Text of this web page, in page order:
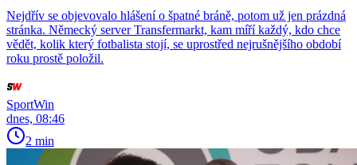
Nejdřív se objevovalo hlášení o špatné bráně, potom už jen prázdná
stránka. Německý server Transfermarkt, kam míří každý, kdo chce
vědět, kolik který fotbalista stojí, se uprostřed nejrušnějšího období
roku prostě položil.
SportWin
dnes, 08:46
2 min